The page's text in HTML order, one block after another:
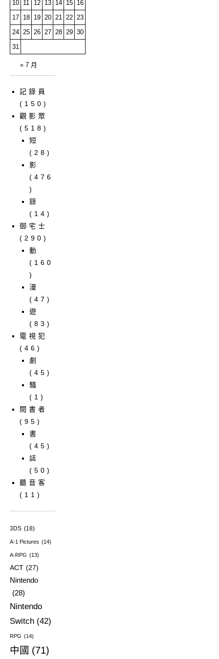
10 11 12 13 14 15
16
17
18 19 20 21 22 23
24 25 26 27 28 29 30
31
« 7 月
記錄員
(150)
觀影眾
(518)
短
(28)
影
(476
)
錄
(14)
御宅士
(290)
動
(160
)
漫
(47)
遊
(83)
電視犯
(46)
劇
(45)
騷
(1)
閱書者
(95)
書
(45)
誌
(50)
聽音客
(11)
3DS (18)
A-1 Pictures (14)
A-RPG (13)
ACT (27)
Nintendo
(28)
Nintendo
Switch (42)
RPG (14)
中國 (71)